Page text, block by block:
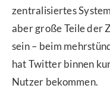
zentralisiertes
aber große Teile der
sein – beim
hat Twitter binnen
Nutzer bekommen.